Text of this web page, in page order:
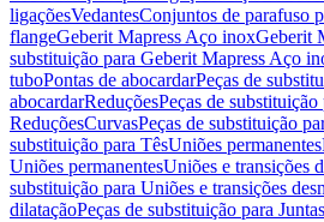
ligaçõesVedantesConjuntos de parafuso
flangeGeberit Mapress Aço inoxGeberit
substituição para Geberit Mapress Aço
tuboPontas de abocardarPeças de
abocardarReduçõesPeças de substituição
ReduçõesCurvasPeças de substituição
substituição para TêsUniões permanentes
Uniões permanentesUniões e transições
substituição para Uniões e transições
dilataçãoPeças de substituição para